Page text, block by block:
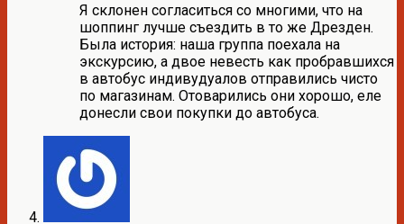
Я склонен согласиться со многими, что на
шоппинг лучше съездить в то же Дрезден.
Была история: наша группа поехала на
экскурсию, а двое невесть как пробравшихся
в автобус индивудуалов отправились чисто
по магазинам. Отоварились они хорошо, еле
донесли свои покупки до автобуса.